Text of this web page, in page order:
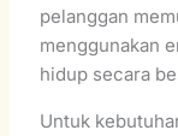
pelanggan
menggunakan
hidup secara
Untuk